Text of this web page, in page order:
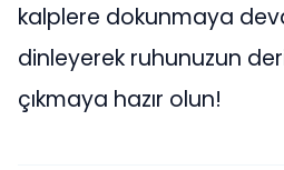
kalplere dokunmaya
dinleyerek ruhunuzun
çıkmaya hazır olun!